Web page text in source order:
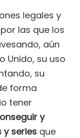
legales y
las que los
aún
Unido, su uso
su
forma
tener
y
y series que